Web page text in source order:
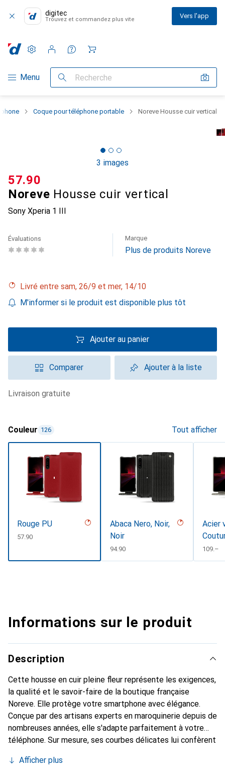
digitec
Trouvez et commandez plus vite Vers l'app
Navigation par catégorie
Menu Recherche
Paramètres
Compte client
Listes de comparaison
Listes d'envies
Panier
Coque pour téléphone portable Noreve Housse cuir vertical
3 images
Noreve Housse cuir vertical
Sony Xperia 1 III
CHF
57.90
Évaluations Marque
Plus de produits Noreve
Livré entre sam, 26/9 et mer, 14/10
M'informer si le produit est disponible plus tôt
Ajouter au panier
Comparer Ajouter à la liste
livraison gratuite
Couleur 126 Tout afficher
Rouge PU
CHF
57.90
Abaca Nero, Noir,
Noir
CHF
94.90
Acier
CHF
109.–
Informations sur le produit
Description
Cette housse en cuir pleine fleur représente les exigences,
la qualité et le savoir-faire de la boutique française
Noreve. Elle protège votre smartphone avec élégance.
Conçue par des artisans experts en maroquinerie depuis de
nombreuses années, elle s'adapte parfaitement à votre
téléphone. Sur mesure, ses courbes délicates lui confèrent
et indispensable pour votre smartphone. Reconnaître
Afficher plus